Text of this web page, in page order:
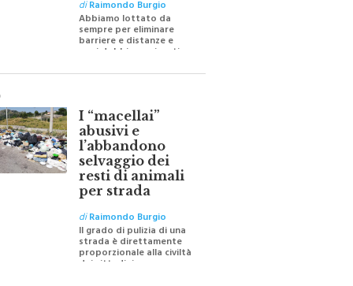
diRaimondo Burgio
Abbiamo lottato da
sempre per eliminare
barriere e distanze e
per ricostruire certezze
I “macellai”
abusivi e
l’abbandono
selvaggio dei
resti di animali
per strada
diRaimondo Burgio
Il grado di pulizia di una
strada è direttamente
proporzionale alla civiltà